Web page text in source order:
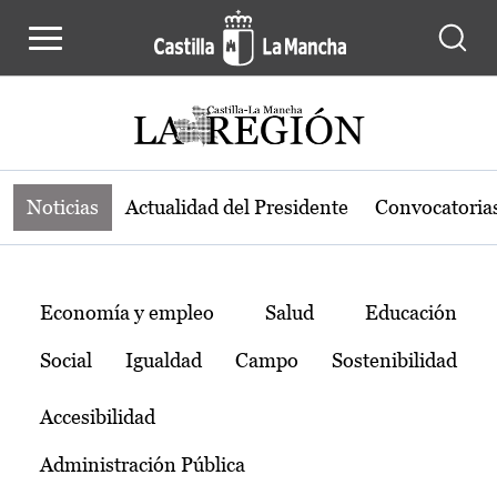
Noticias de la región de Castilla-La
Noticias Actualidad del Presidente
Temas
Economía y empleo Salud Educación
Social Igualdad Campo Sostenibilidad
Accesibilidad
Administración Pública